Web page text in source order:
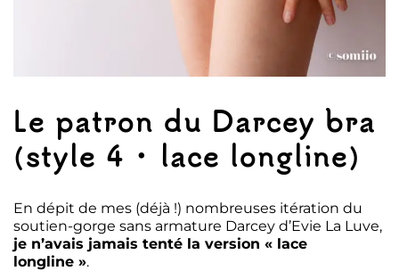
Le patron du Darcey bra
(style 4 • lace longline)
En dépit de mes (déjà !) nombreuses itération du
soutien-gorge sans armature Darcey d’Evie La Luve,
je n’avais jamais tenté la version « lace
longline ».